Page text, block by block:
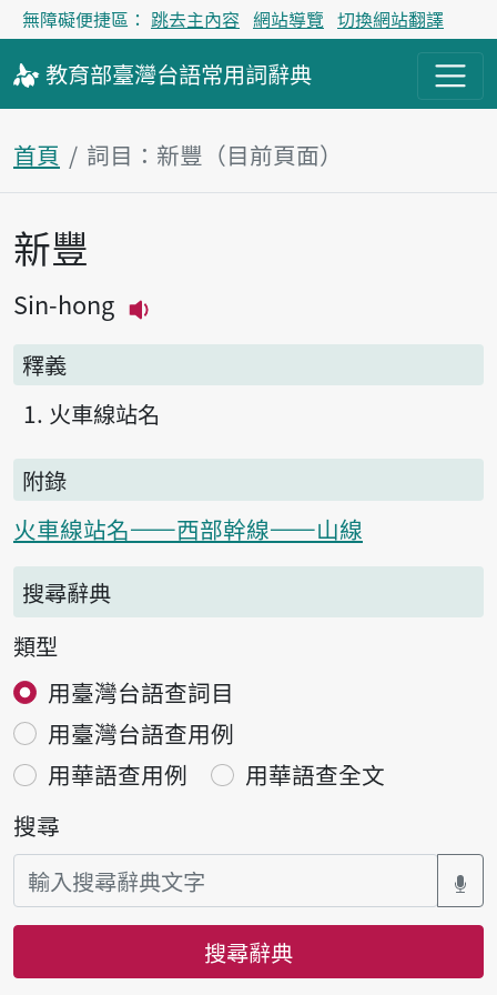
無障礙便捷區： 跳去主內容 網站導覽 切換網站翻譯
教育部臺灣台語常用詞辭典
首頁 詞目：新豐（目前頁面）
主內容區塊
新豐
Sin-hong
釋義
火車線站名
附錄
火車線站名——西部幹線——山線
搜尋辭典
類型
用臺灣台語查詞目
用臺灣台語查用例
用華語查用例
用華語查全文
搜尋
搜尋辭典